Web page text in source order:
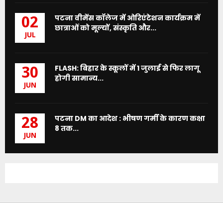
02
JUL
पटना वीमेंस कॉलेज में ओरिएंटेशन कार्यक्रम में
छात्राओं को मूल्यों, संस्कृति और...
30
JUN
FLASH: बिहार के स्कूलों में 1 जुलाई से फिर लागू
होगी सामान्य...
28
JUN
पटना DM का आदेश : भीषण गर्मी के कारण कक्षा
8 तक...